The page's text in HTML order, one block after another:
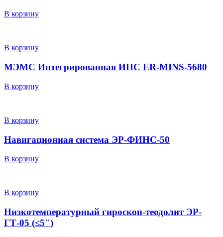
В корзину
В корзину
МЭМС Интегрированная ИНС ER-MINS-5680
В корзину
В корзину
Навигационная система ЭР-ФИНС-50
В корзину
В корзину
Низкотемпературный гироскоп-теодолит ЭР-
ГТ-05 (≤5″)